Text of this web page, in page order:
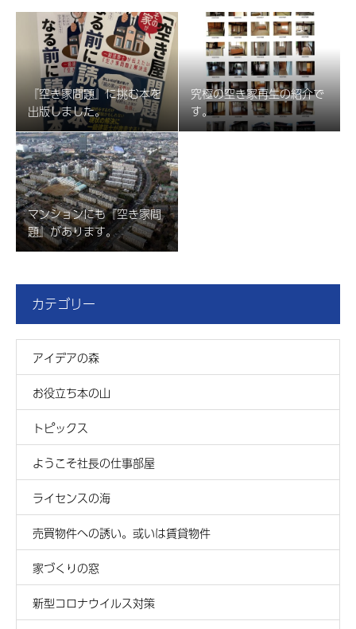
『空き家問題』に挑む本を
出版しました。
究極の空き家再生の紹介で
す。
マンションにも『空き家問
題』があります。
カテゴリー
アイデアの森
お役立ち本の山
トピックス
ようこそ社長の仕事部屋
ライセンスの海
売買物件への誘い。或いは賃貸物件
家づくりの窓
新型コロナウイルス対策